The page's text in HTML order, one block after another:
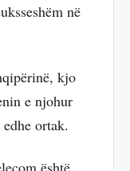
në
kjo
e njohur
ortak.
është